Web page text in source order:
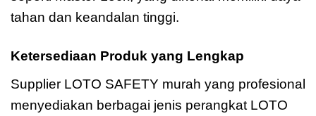
tahan dan keandalan tinggi.
Ketersediaan Produk yang Lengkap
Supplier LOTO SAFETY murah yang profesional
menyediakan berbagai jenis perangkat LOTO